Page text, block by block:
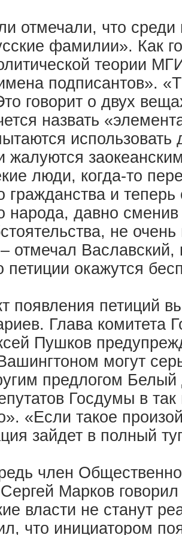
отмечали, что
фамилии». Как
теории
подписантов».
говорит о двух
назвать
жалуются
люди, когда-то
гражданства и
народа, давно
не
отмечал
петиции окажутся
появления петиций
Глава
Пушков
могут
предлогом
Госдумы в
«Если такое
зайдет в полный
член
Марков
власти не станут
что инициатором